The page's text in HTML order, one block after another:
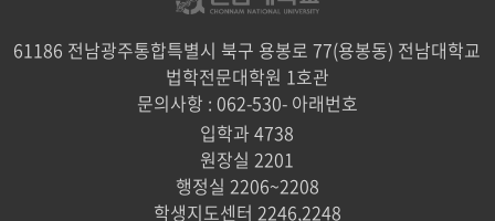
61186 전남광주통합특별시 북구 용봉로 77(용봉동) 전남대학교
법학전문대학원 1호관
문의사항 : 062-530- 아래번호
입학과 4738
원장실 2201
행정실 2206~2208
학생지도센터 2246,2248